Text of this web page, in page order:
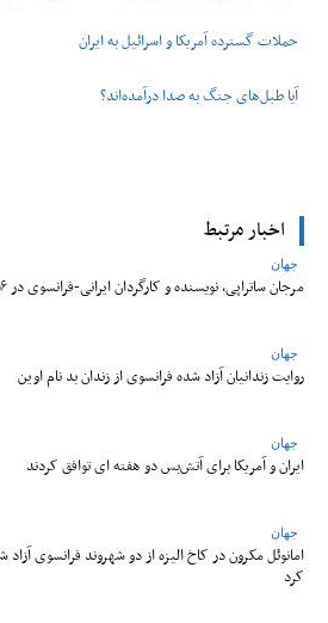
حملات گسترده آمریکا و اسرائیل به ایران
آیا طبل‌های جنگ به صدا درآمده‌اند؟
اخبار مرتبط
جهان
مرجان ساتراپی، نویسنده و کارگردان ایرانی-فرانسوی در ۵۶ سالگی درگذشت
جهان
روایت زندانیان آزاد شده فرانسوی از زندان ‌بد نام اوین
جهان
ایران و آمریکا برای آتش‌بس دو هفته‌ ای توافق کردند
جهان
امانوئل مکرون در کاخ الیزه از دو شهروند فرانسوی آزاد
کرد